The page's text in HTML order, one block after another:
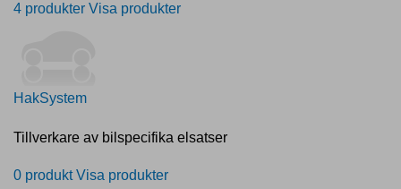
4 produkter Visa produkter
HakSystem
Tillverkare av bilspecifika elsatser
0 produkt Visa produkter